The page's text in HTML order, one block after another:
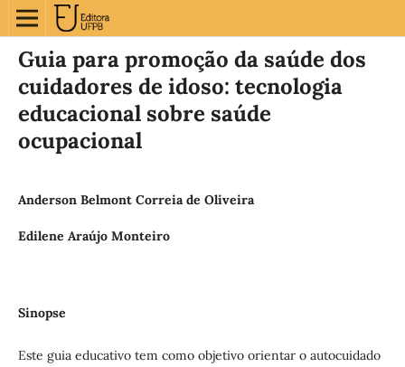
Guia para promoção da saúde dos
cuidadores de idoso: tecnologia
educacional sobre saúde
ocupacional
Anderson Belmont Correia de Oliveira
Edilene Araújo Monteiro
Sinopse
Este guia educativo tem como objetivo orientar o autocuidado